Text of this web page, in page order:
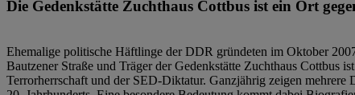
Die Gedenkstätte Zuchthaus Cottbus ist ein Ort
Ehemalige politische Häftlinge der DDR gründeten im Oktober
Bautzener Straße und Träger der Gedenkstätte Zuchthaus Cottbus
Terrorherrschaft und der SED-Diktatur. Ganzjährig zeigen mehrere